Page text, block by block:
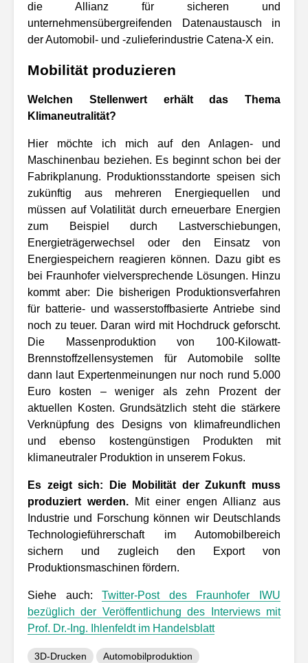
die Allianz für sicheren und
unternehmensübergreifenden Datenaustausch in
der Automobil- und -zulieferindustrie Catena-X ein.
Mobilität produzieren
Welchen Stellenwert erhält das Thema
Klimaneutralität?
Hier möchte ich mich auf den Anlagen- und
Maschinenbau beziehen. Es beginnt schon bei der
Fabrikplanung. Produktionsstandorte speisen sich
zukünftig aus mehreren Energiequellen und
müssen auf Volatilität durch erneuerbare Energien
zum Beispiel durch Lastverschiebungen,
Energieträgerwechsel oder den Einsatz von
Energiespeichern reagieren können. Dazu gibt es
bei Fraunhofer vielversprechende Lösungen. Hinzu
kommt aber: Die bisherigen Produktionsverfahren
für batterie- und wasserstoffbasierte Antriebe sind
noch zu teuer. Daran wird mit Hochdruck geforscht.
Die Massenproduktion von 100-Kilowatt-
Brennstoffzellensystemen für Automobile sollte
dann laut Expertenmeinungen nur noch rund 5.000
Euro kosten – weniger als zehn Prozent der
aktuellen Kosten. Grundsätzlich steht die stärkere
Verknüpfung des Designs von klimafreundlichen
und ebenso kostengünstigen Produkten mit
klimaneutraler Produktion in unserem Fokus.
Es zeigt sich: Die Mobilität der Zukunft muss
produziert werden. Mit einer engen Allianz aus
Industrie und Forschung können wir Deutschlands
Technologieführerschaft im Automobilbereich
sichern und zugleich den Export von
Produktionsmaschinen fördern.
Siehe auch:Twitter-Post des Fraunhofer IWU
bezüglich der Veröffentlichung des Interviews mit
Prof. Dr.-Ing. Ihlenfeldt im Handelsblatt
3D-Drucken
Automobilproduktion